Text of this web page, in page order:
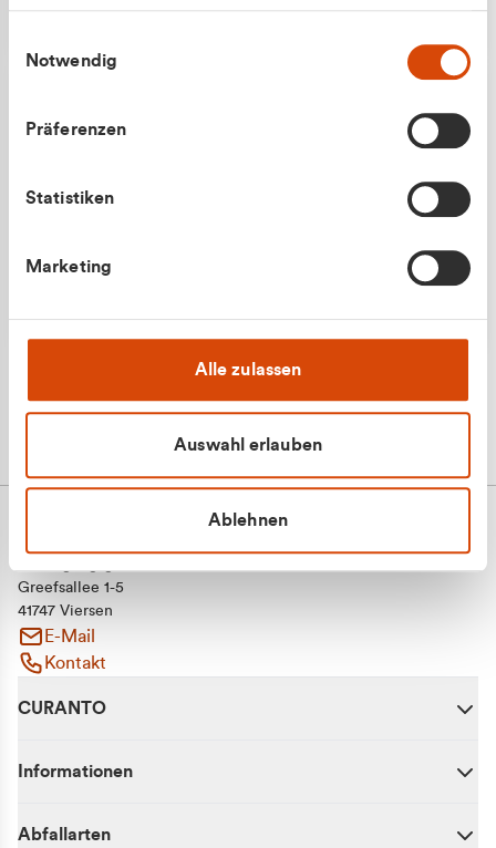
gesammelt haben.
Notwendig
Präferenzen
Statistiken
Marketing
Alle zulassen
Auswahl erlauben
Ablehnen
Greefsallee 1-5
41747 Viersen
E-Mail
Kontakt
CURANTO
Informationen
Abfallarten